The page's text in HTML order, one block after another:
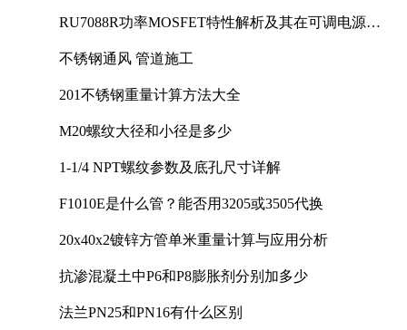
RU7088R功率MOSFET特性解析及其在可调电源设
不锈钢通风 管道施工
201不锈钢重量计算方法大全
M20螺纹大径和小径是多少
1-1/4 NPT螺纹参数及底孔尺寸详解
F1010E是什么管？能否用3205或3505代换
20x40x2镀锌方管单米重量计算与应用分析
抗渗混凝土中P6和P8膨胀剂分别加多少
法兰PN25和PN16有什么区别